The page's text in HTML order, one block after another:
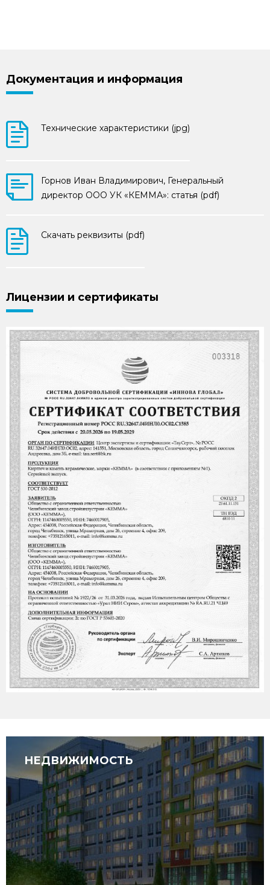
Документация и информация
Технические характеристики (jpg)
Горнов Иван Владимирович, Генеральный
директор ООО УК «КЕММА»: статья (pdf)
Скачать реквизиты (pdf)
Лицензии и сертификаты
НЕДВИЖИМОСТЬ